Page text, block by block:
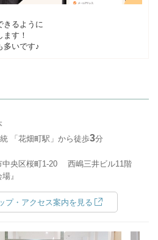
きるように
す！
多いです♪
「花畑町駅」から徒歩3分
中央区桜町1-20 西嶋三井ビル11階
』
プ・アクセス案内を見る